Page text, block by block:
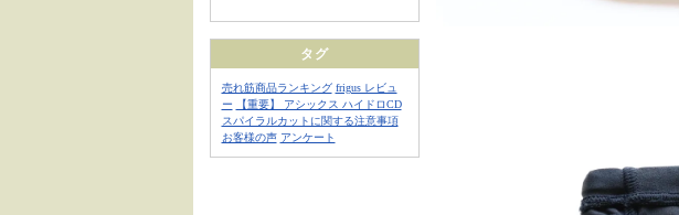
タグ
売れ筋商品ランキング frigus レビュ
ー
【重要】 アシックス ハイドロCD
スパイラルカットに関する注意事項
お客様の声 アンケート